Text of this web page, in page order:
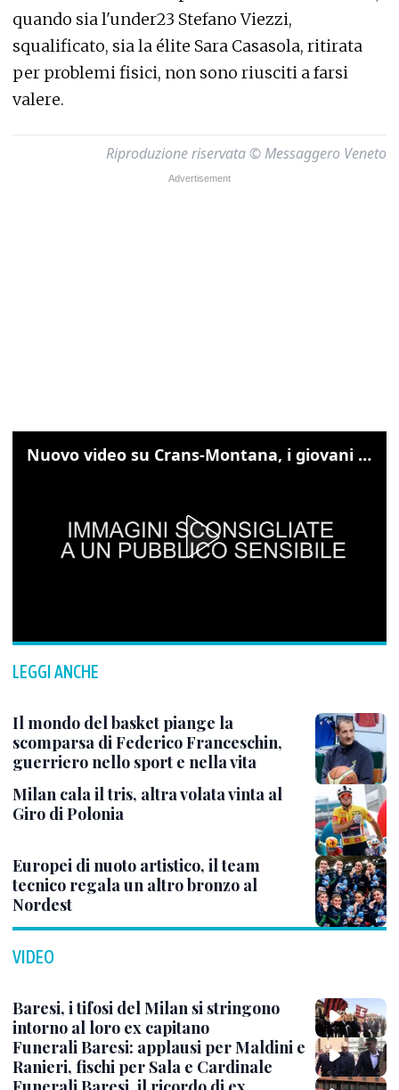
quando sia l'under23 Stefano Viezzi,
squalificato, sia la élite Sara Casasola, ritirata
per problemi fisici, non sono riusciti a farsi
valere.
Riproduzione riservata © Messaggero Veneto
Nuovo video su Crans-Montana, i giovani cercano di sfondare le vetrate
LEGGI ANCHE
Il mondo del basket piange la
scomparsa di Federico Franceschin,
guerriero nello sport e nella vita
Milan cala il tris, altra volata vinta al
Giro di Polonia
Europei di nuoto artistico, il team
tecnico regala un altro bronzo al
Nordest
VIDEO
Baresi, i tifosi del Milan si stringono
intorno al loro ex capitano
Funerali Baresi: applausi per Maldini e
Ranieri, fischi per Sala e Cardinale